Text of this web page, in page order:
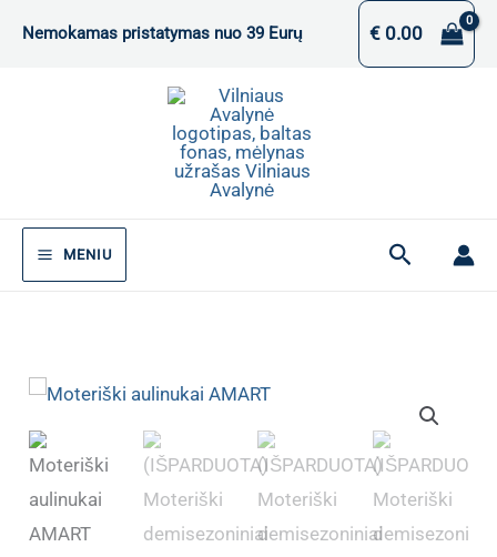
Nemokamas pristatymas nuo 39 Eurų €0.00
MENIU Paieška